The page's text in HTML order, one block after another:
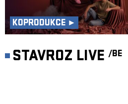
KOPRODUKCE ►
STAVROZ LIVE /BE